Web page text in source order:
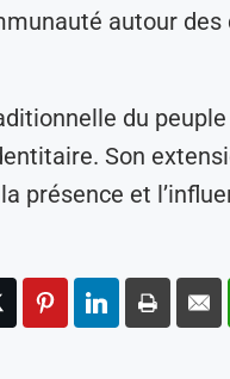
autour
du
Son
présence et